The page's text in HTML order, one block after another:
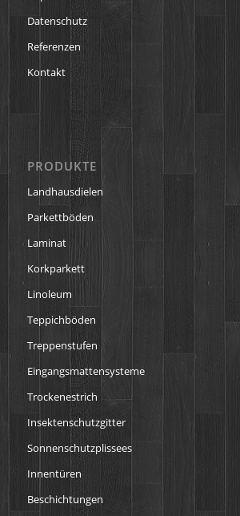
Datenschutz
Referenzen
Kontakt
PRODUKTE
Landhausdielen
Parkettböden
Laminat
Korkparkett
Linoleum
Teppichböden
Treppenstufen
Eingangsmattensysteme
Trockenestrich
Insektenschutzgitter
Sonnenschutzplissees
Innentüren
Beschichtungen